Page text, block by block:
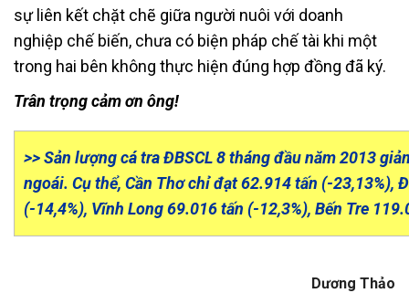
sự liên kết chặt chẽ giữa người nuôi với doanh
nghiệp chế biến, chưa có biện pháp chế tài khi một
trong hai bên không thực hiện đúng hợp đồng đã ký.
Trân trọng cảm ơn ông!
>> Sản lượng cá tra ĐBSCL 8 tháng đầu năm 2013
ngoái. Cụ thể, Cần Thơ chỉ đạt 62.914 tấn (-23,13%),
(-14,4%), Vĩnh Long 69.016 tấn (-12,3%), Bến Tre
Dương Thảo